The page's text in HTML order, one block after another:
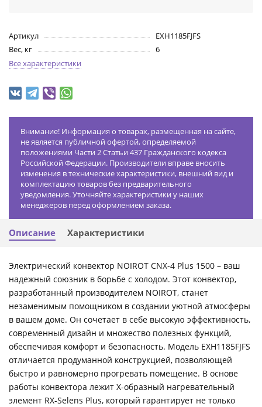
Артикул
EXH1185FJFS
Вес, кг
6
Все характеристики
Внимание! Информация о товарах, размещенная на сайте,
не является публичной офертой, определяемой
положениями Части 2 Статьи 437 Гражданского кодекса
Российской Федерации. Производители вправе вносить
изменения в технические характеристики, внешний вид и
комплектацию товаров без предварительного
уведомления. Уточняйте характеристики у наших
менеджеров перед оформлением заказа.
Описание Характеристики
Электрический конвектор NOIROT CNX-4 Plus 1500 – ваш
надежный союзник в борьбе с холодом. Этот конвектор,
разработанный производителем NOIROT, станет
незаменимым помощником в создании уютной атмосферы
в вашем доме. Он сочетает в себе высокую эффективность,
современный дизайн и множество полезных функций,
обеспечивая комфорт и безопасность. Модель EXH1185FJFS
отличается продуманной конструкцией, позволяющей
быстро и равномерно прогревать помещение. В основе
работы конвектора лежит X-образный нагревательный
элемент RX-Selens Plus, который гарантирует не только